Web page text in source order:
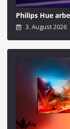
Philips Hue
3. August 2026